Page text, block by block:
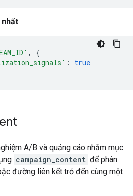
nhất
,
{
:
true
A/B và quảng cáo nhắm mục
campaign_content để phân
đường liên kết trỏ đến cùng một